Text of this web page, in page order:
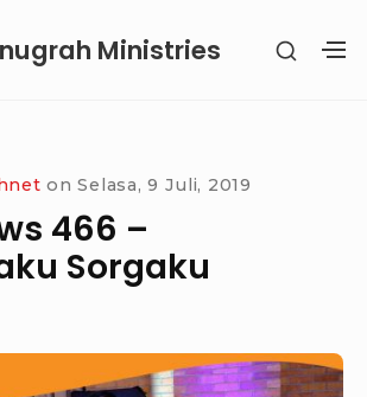
Ministries
SHOW
on Selasa, 9 Juli, 2019
466 –
Sorgaku